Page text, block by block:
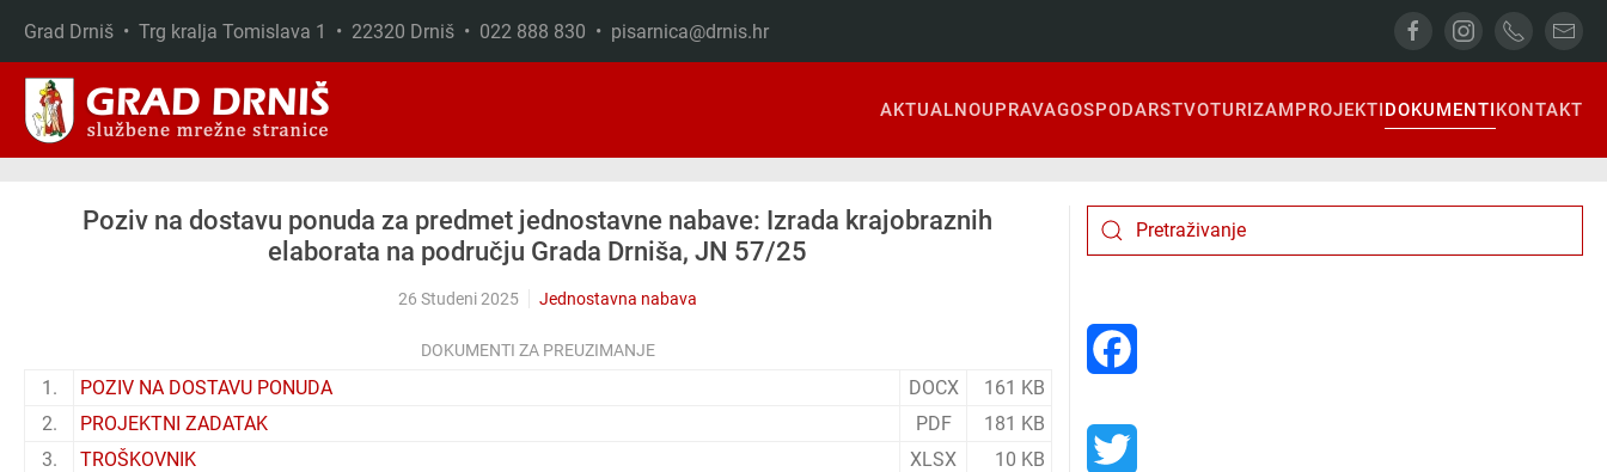
Skip to main content
Grad Drniš • Trg kralja Tomislava 1 • 22320 Drniš • 022 888 830 • pisarnica@drnis.hr
AKTUALNOUPRAVAGOSPODARSTVOTURIZAMPROJEKTIDOKUMENTIKONTAKT
Poziv na dostavu ponuda za predmet jednostavne nabave: Izrada krajobraznih
elaborata na području Grada Drniša, JN 57/25
26 Studeni 2025 Jednostavna nabava
DOKUMENTI ZA PREUZIMANJE
1. POZIV NA DOSTAVU PONUDA DOCX
161 KB
2.
PROJEKTNI ZADATAK PDF
181 KB
3.
TROŠKOVNIK XLSX 10 KB